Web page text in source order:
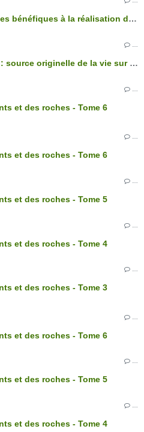
Les associations symbiotiques bénéfiques à la réalisation des fonctions physiologiques de l’arbre
Les sources hydrothermales : source originelle de la vie sur Terre ?
et des roches - Tome 6
…
et des roches - Tome 6
et des roches - Tome 5
et des roches - Tome 4
et des roches - Tome 3
et des roches - Tome 6
…
et des roches - Tome 5
et des roches - Tome 4